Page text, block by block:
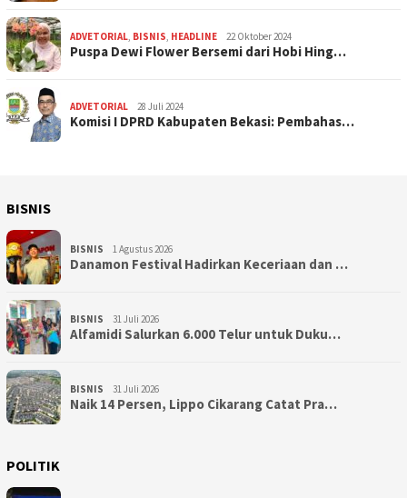
ADVETORIAL BISNIS HEADLINE 22 Oktober 2024
Puspa Dewi Flower Bersemi dari Hobi Hing…
ADVETORIAL 28 Juli 2024
Komisi I DPRD Kabupaten Bekasi: Pembahas…
BISNIS
BISNIS 1 Agustus 2026
Danamon Festival Hadirkan Keceriaan dan …
BISNIS 31 Juli 2026
Alfamidi Salurkan 6.000 Telur untuk Duku…
BISNIS 31 Juli 2026
Naik 14 Persen, Lippo Cikarang Catat Pra…
POLITIK